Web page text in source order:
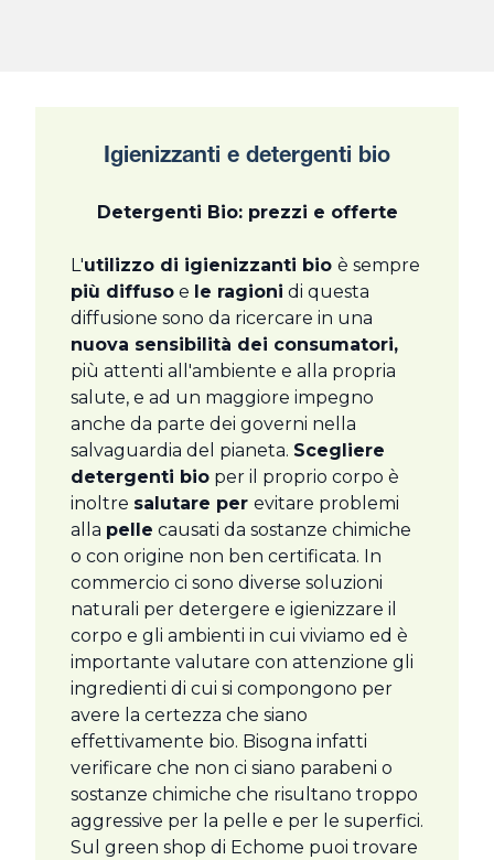
Igienizzanti e detergenti bio
Detergenti Bio: prezzi e offerte
L'utilizzo di igienizzanti bio è sempre
più diffuso e le ragioni di questa
diffusione sono da ricercare in una
nuova sensibilità dei consumatori,
più attenti all'ambiente e alla propria
salute, e ad un maggiore impegno
anche da parte dei governi nella
salvaguardia del pianeta. Scegliere
detergenti bio per il proprio corpo è
inoltre salutare per evitare problemi
alla pelle causati da sostanze chimiche
o con origine non ben certificata. In
commercio ci sono diverse soluzioni
naturali per detergere e igienizzare il
corpo e gli ambienti in cui viviamo ed è
importante valutare con attenzione gli
ingredienti di cui si compongono per
avere la certezza che siano
effettivamente bio. Bisogna infatti
verificare che non ci siano parabeni o
sostanze chimiche che risultano troppo
aggressive per la pelle e per le superfici.
Sul green shop di Echome puoi trovare